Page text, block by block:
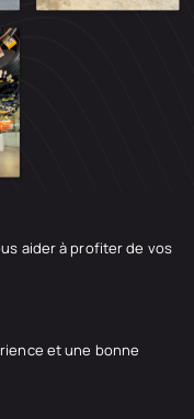
aider à profiter de vos
et une bonne